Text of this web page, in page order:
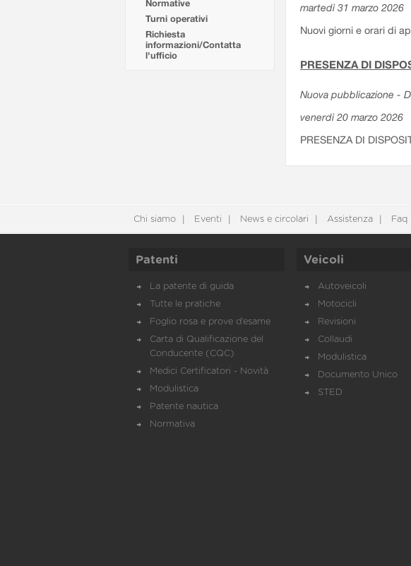
Normative
Turni operativi
Richiesta
informazioni/Contatta
l'ufficio
martedì 31 marzo 2026
Nuovi giorni e orari di
PRESENZA DI
Nuova pubblicazione -
venerdì 20 marzo 2026
PRESENZA DI
Chi siamo Eventi News e circolari Assistenza Faq
Patenti
La patente di guida
Tutte le pratiche
Foglio rosa e prove d’esame
Carta di Qualificazione del
Conducente (CQC)
Medici Certificatori - Novità
Modulistica
Patente nautica
Normativa
Veicoli
Autoveicoli
Motocicli
Revisioni
Collaudi
Modulistica
Documento Unico
STED